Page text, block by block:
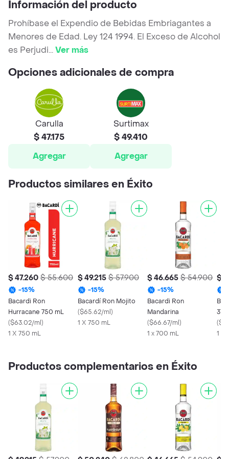
Información del producto
Prohíbase el Expendio de Bebidas Embriagantes a
Menores de Edad. Ley 124 1994. El Exceso de Alcohol
es Perjudi...Ver más
Opciones adicionales de compra
Carulla
$ 47.175
Agregar
Surtimax
$ 49.410
Agregar
Productos similares en Éxito
$ 47.260 $ 55.600
-15%
Bacardi Ron
Hurracane 750 mL
($63.02/ml)
1 X 750 mL
$ 49.215 $ 57.900
-15%
Bacardí Ron Mojito
($65.62/ml)
1 X 750 mL
$ 46.665 $ 54.900
-15%
Bacardi Ron
Mandarina
($66.67/ml)
1 x 700 mL
$
375
(
1 X
Productos complementarios en Éxito